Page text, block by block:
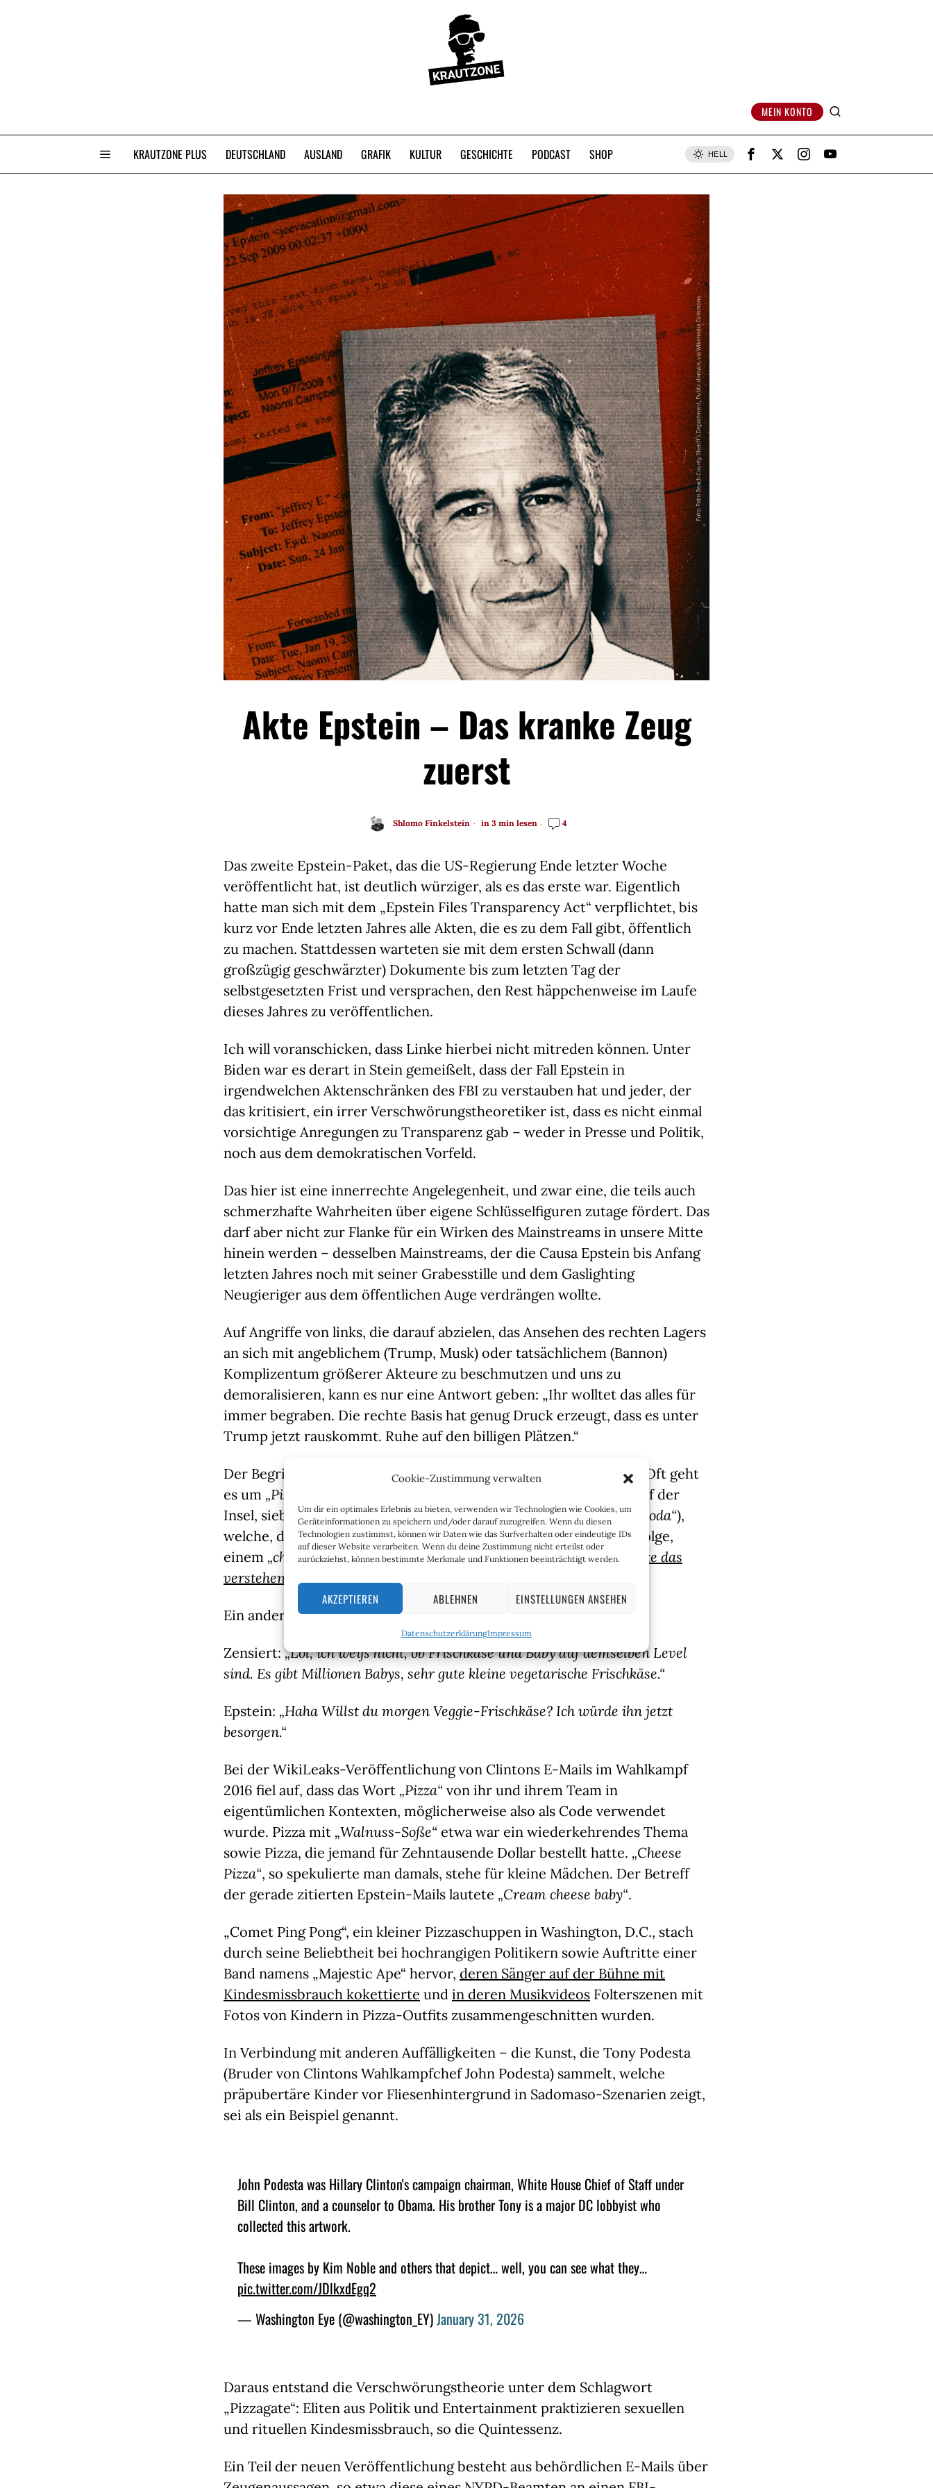
Cookie-Zustimmung verwalten
Um dir ein optimales Erlebnis zu bieten, verwenden wir Technologien wie Cookies, um
Geräteinformationen zu speichern und/oder darauf zuzugreifen. Wenn du diesen
Technologien zustimmst, können wir Daten wie das Surfverhalten oder eindeutige IDs
auf dieser Website verarbeiten. Wenn du deine Zustimmung nicht erteilst oder
zurückziehst, können bestimmte Merkmale und Funktionen beeinträchtigt werden.
AKZEPTIEREN ABLEHNEN EINSTELLUNGEN ANSEHEN
DatenschutzerklärungImpressum
MEIN KONTO
KRAUTZONE PLUS DEUTSCHLAND AUSLAND GRAFIK KULTUR GESCHICHTE PODCAST SHOP HELL
Akte Epstein – Das kranke Zeug
zuerst
Shlomo Finkelstein in 3 min lesen 4
Das zweite Epstein-Paket, das die US-Regierung Ende letzter Woche
veröffentlicht hat, ist deutlich würziger, als es das erste war. Eigentlich
hatte man sich mit dem „Epstein Files Transparency Act“ verpflichtet, bis
kurz vor Ende letzten Jahres alle Akten, die es zu dem Fall gibt, öffentlich
zu machen. Stattdessen warteten sie mit dem ersten Schwall (dann
großzügig geschwärzter) Dokumente bis zum letzten Tag der
selbstgesetzten Frist und versprachen, den Rest häppchenweise im Laufe
dieses Jahres zu veröffentlichen.
Ich will voranschicken, dass Linke hierbei nicht mitreden können. Unter
Biden war es derart in Stein gemeißelt, dass der Fall Epstein in
irgendwelchen Aktenschränken des FBI zu verstauben hat und jeder, der
das kritisiert, ein irrer Verschwörungstheoretiker ist, dass es nicht einmal
vorsichtige Anregungen zu Transparenz gab – weder in Presse und Politik,
noch aus dem demokratischen Vorfeld.
Das hier ist eine innerrechte Angelegenheit, und zwar eine, die teils auch
schmerzhafte Wahrheiten über eigene Schlüsselfiguren zutage fördert. Das
darf aber nicht zur Flanke für ein Wirken des Mainstreams in unsere Mitte
hinein werden – desselben Mainstreams, der die Causa Epstein bis Anfang
letzten Jahres noch mit seiner Grabesstille und dem Gaslighting
Neugieriger aus dem öffentlichen Auge verdrängen wollte.
Auf Angriffe von links, die darauf abzielen, das Ansehen des rechten Lagers
an sich mit angeblichem (Trump, Musk) oder tatsächlichem (Bannon)
Komplizentum größerer Akteure zu beschmutzen und uns zu
demoralisieren, kann es nur eine Antwort geben: „Ihr wolltet das alles für
immer begraben. Die rechte Basis hat genug Druck erzeugt, dass es unter
Trump jetzt rauskommt. Ruhe auf den billigen Plätzen.“
Der Begriff
taucht in den neuen Dokumenten 891 Mal auf. Oft geht
es um „Pizza-Partys“
auf Epsteins oder Maxwells Anwesen oder auf der
Insel, siebenmal ist die Rede von Pizza mit„Traubenlimo“(„grape soda“),
welche, den Ausführungen eines zensierten E-Mail-Accounts zufolge,
einem „chinesischen Keks“vorzuziehen sei:„Niemand anders könnte das
verstehen.
Ein anderer Schriftverkehrliest sich so
Zensiert:„Lol, ich weiß nicht, ob Frischkäse und Baby auf demselben Level
sind. Es gibt Millionen Babys, sehr gute kleine vegetarische Frischkäse.“
Epstein: „Haha Willst du morgen Veggie-Frischkäse? Ich würde ihn jetzt
besorgen.“
Bei der WikiLeaks-Veröffentlichung von Clintons E-Mails im Wahlkampf
2016 fiel auf, dass das Wort „Pizza“ von ihr und ihrem Team in
eigentümlichen Kontexten, möglicherweise also als Code verwendet
wurde. Pizza mit „Walnuss-Soße“ etwa war ein wiederkehrendes Thema
sowie Pizza, die jemand für Zehntausende Dollar bestellt hatte. „Cheese
Pizza“, so spekulierte man damals, stehe für kleine Mädchen. Der Betreff
der gerade zitierten Epstein-Mails lautete „Cream cheese baby“.
„Comet Ping Pong“, ein kleiner Pizzaschuppen in Washington, D.C., stach
durch seine Beliebtheit bei hochrangigen Politikern sowie Auftritte einer
Band namens „Majestic Ape“ hervor, deren Sänger auf der Bühne mit
Kindesmissbrauch kokettierte und in deren Musikvideos Folterszenen mit
Fotos von Kindern in Pizza-Outfits zusammengeschnitten wurden.
In Verbindung mit anderen Auffälligkeiten – die Kunst, die Tony Podesta
(Bruder von Clintons Wahlkampfchef John Podesta) sammelt, welche
präpubertäre Kinder vor Fliesenhintergrund in Sadomaso-Szenarien zeigt,
sei als ein Beispiel genannt.
John Podesta was Hillary Clinton's campaign chairman, White House Chief of Staff under
Bill Clinton, and a counselor to Obama. His brother Tony is a major DC lobbyist who
collected this artwork.
These images by Kim Noble and others that depict… well, you can see what they…
pic.twitter.com/JDlkxdEgq2
— Washington Eye (@washington_EY)January 31, 2026
Daraus entstand die Verschwörungstheorie unter dem Schlagwort
„Pizzagate“: Eliten aus Politik und Entertainment praktizieren sexuellen
und rituellen Kindesmissbrauch, so die Quintessenz.
Ein Teil der neuen Veröffentlichung besteht aus behördlichen E-Mails über